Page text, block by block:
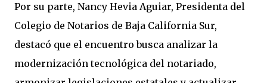
Por su parte, Nancy Hevia Aguiar, Presidenta del
Colegio de Notarios de Baja California Sur,
destacó que el encuentro busca analizar la
modernización tecnológica del notariado,